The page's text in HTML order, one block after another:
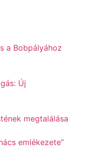
a Bobpályához
Új
emlékezete”